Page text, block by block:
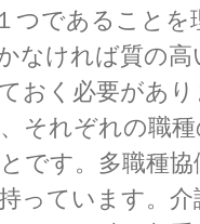
つであること
なければ質の
おく必要があ
それぞれの職
です。多職種
っています。